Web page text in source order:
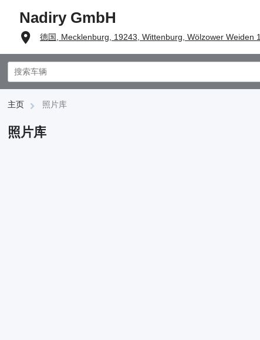
Nadiry GmbH
德国, Mecklenburg, 19243, Wittenburg, Wölzower Weiden 1
主页 照片库
照片库